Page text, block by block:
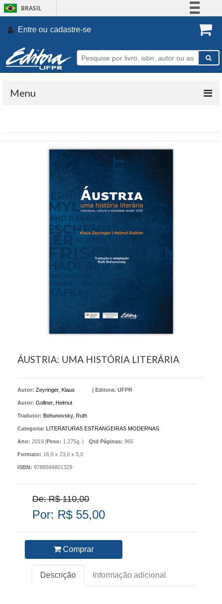
BRASIL
Participe
Entre ou cadastre-se.
Menu
ÁUSTRIA: UMA HISTÓRIA LITERÁRIA
Autor: Zeyringer, Klaus
Autor: Gollner, Helmut
Tradutor: Bohunovsky, Ruth
Editora: UFPR
Categoria: LITERATURAS ESTRANGEIRAS MODERNAS
Ano: 2019 | Peso: 1.275g. | Qtd Páginas: 965
Formato: 16,0 x 23,0 x 5,0
ISBN: 9788584801329
De: R$ 110,00
Por: R$ 55,00
Comprar
Descrição Informação adicional